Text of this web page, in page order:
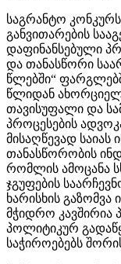
საგრანტო
განვითარების
დაფინანსებული
და თანასწორი
წლებში“
წლიდან
თავისუფალი და
პროცესების
მისაღწევად
თანასწორობის
რომლის ამოცანა
ჯგუფების
ხარისხის გაზომვა
მჭიდრო კავშირია
პოლიტიკურ
საჭიროებებს